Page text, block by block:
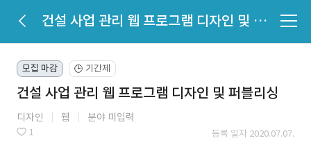
건설 사업 관리 웹 프로그램 디자인 및 퍼블리싱
모집 마감 🕒 기간제
건설 사업 관리 웹 프로그램 디자인 및 퍼블리싱
디자인 웹 분야 미입력
1 등록 일자 2020.07.07.